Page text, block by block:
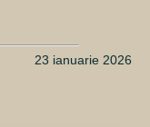
23 ianuarie 2026